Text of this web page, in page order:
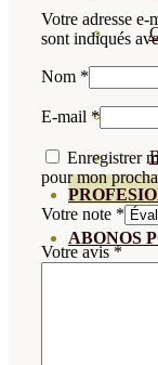
ABONOS
Votre adresse e-
sont indiqués
Nom *
E-mail *
Enregistrer
pour mon
Votre note *
Votre avis*